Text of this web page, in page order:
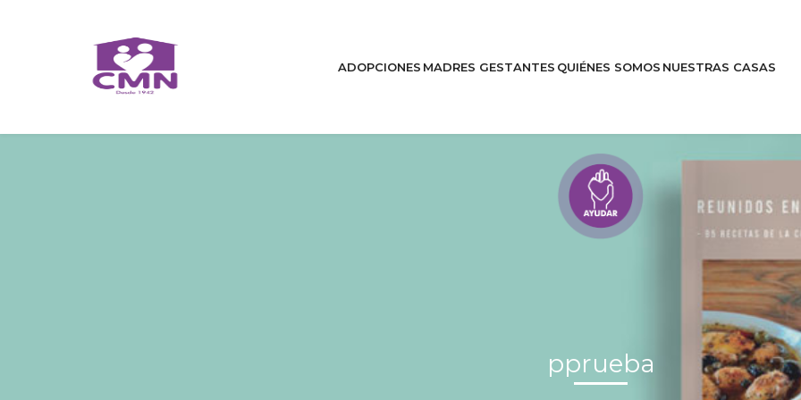
ADOPCIONES MADRES GESTANTES QUIÉNES SOMOS NUESTRAS CASAS
Entérate
Historias
Apóyanos
pprueba